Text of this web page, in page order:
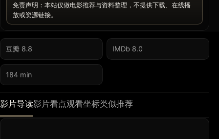
免责声明：本站仅做电影推荐与资料整理，不提供下载、在线播
放或资源链接。
豆瓣 8.8 IMDb 8.0
184 min
影片导读影片看点观看坐标类似推荐